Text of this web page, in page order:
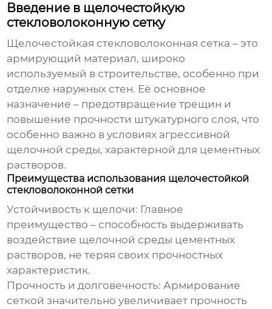
Введение в щелочестойкую
стекловолоконную сетку
Щелочестойкая стекловолоконная сетка – это
армирующий материал, широко
используемый в строительстве, особенно при
отделке наружных стен. Её основное
назначение – предотвращение трещин и
повышение прочности штукатурного слоя, что
особенно важно в условиях агрессивной
щелочной среды, характерной для цементных
растворов.
Преимущества использования щелочестойкой
стекловолоконной сетки
Устойчивость к щелочи: Главное
преимущество – способность выдерживать
воздействие щелочной среды цементных
растворов, не теряя своих прочностных
характеристик.
Прочность и долговечность: Армирование
сеткой значительно увеличивает прочность